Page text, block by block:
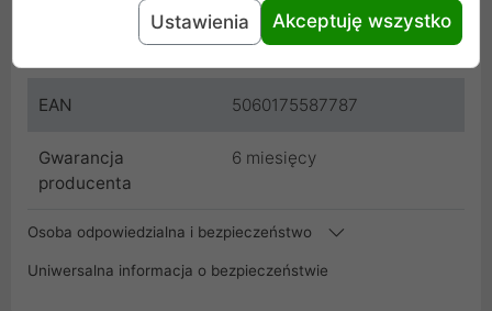
WAZU-777
EAN 5060175587787
Gwarancja
producenta
6 miesięcy
Osoba odpowiedzialna i bezpieczeństwo
Uniwersalna informacja o bezpieczeństwie
Ustawienia Akceptuję wszystko